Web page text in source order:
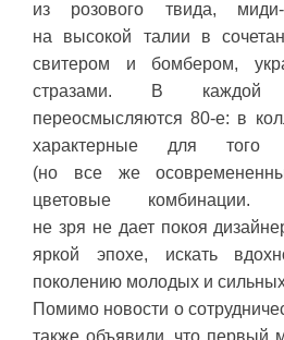
из розового твида,
на высокой талии в
свитером и бомбером,
стразами. В каждой
переосмысляются 80-е: в
характерные для того
(но все же
цветовые комбинации.
не зря не дает покоя
яркой эпохе, искать
поколению молодых и
Помимо новости о